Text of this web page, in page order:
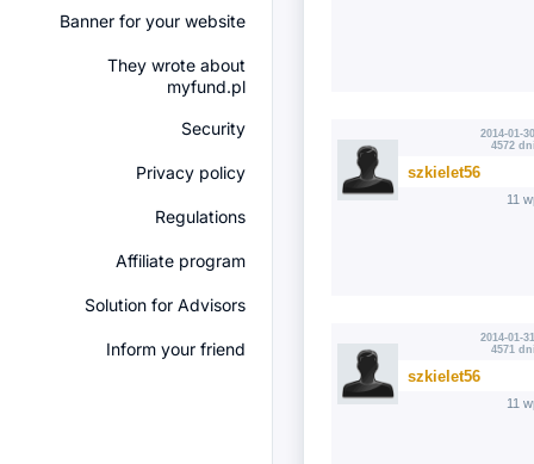
Banner for your website
They wrote about
myfund.pl
Security
Privacy policy
Regulations
Affiliate program
Solution for Advisors
Inform your friend
2014-01-
4572
szkielet56
11
2014-01-
4571
szkielet56
11